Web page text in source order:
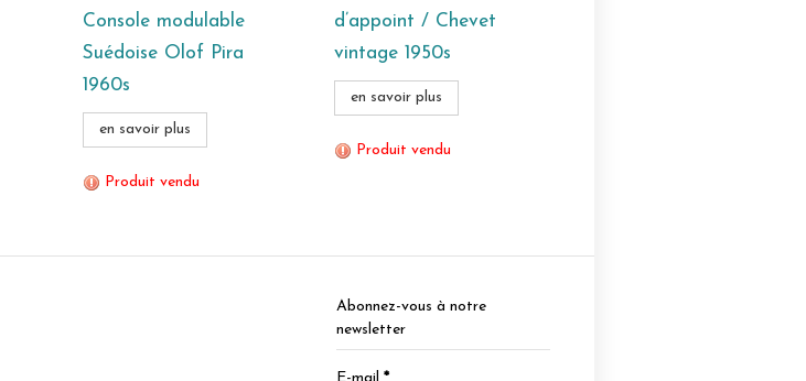
Console modulable
Suédoise Olof Pira
1960s
en savoir plus
Produit vendu
d’appoint / Chevet
vintage 1950s
en savoir plus
Produit vendu
Abonnez-vous à notre
newsletter